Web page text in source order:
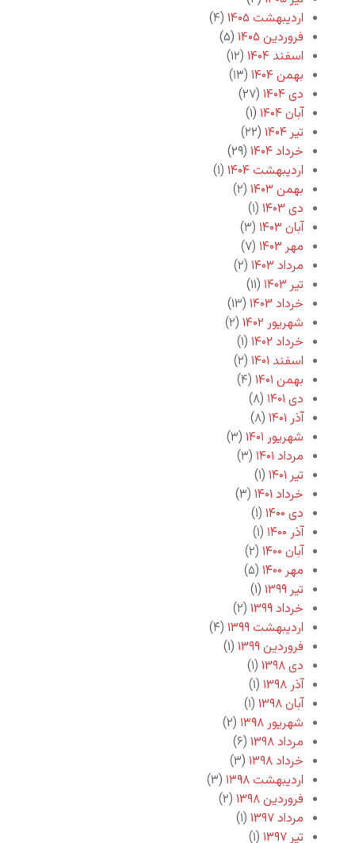
اردیبهشت ۱۴۰۵
(۴)
فروردین ۱۴۰۵
(۵)
اسفند ۱۴۰۴
(۱۲)
بهمن ۱۴۰۴
(۱۳)
دی ۱۴۰۴
(۲۷)
آبان ۱۴۰۴
(۱)
تیر ۱۴۰۴
(۲۲)
خرداد ۱۴۰۴
(۲۹)
اردیبهشت ۱۴۰۴
(۱)
بهمن ۱۴۰۳
(۲)
دی ۱۴۰۳
(۱)
آبان ۱۴۰۳
(۳)
مهر ۱۴۰۳
(۷)
مرداد ۱۴۰۳
(۲)
تیر ۱۴۰۳
(۱۱)
خرداد ۱۴۰۳
(۱۳)
شهریور ۱۴۰۲
(۲)
خرداد ۱۴۰۲
(۱)
اسفند ۱۴۰۱
(۲)
بهمن ۱۴۰۱
(۴)
دی ۱۴۰۱
(۸)
آذر ۱۴۰۱
(۸)
شهریور ۱۴۰۱
(۳)
مرداد ۱۴۰۱
(۳)
تیر ۱۴۰۱
(۱)
خرداد ۱۴۰۱
(۳)
دی ۱۴۰۰
(۱)
آذر ۱۴۰۰
(۱)
آبان ۱۴۰۰
(۲)
مهر ۱۴۰۰
(۵)
تیر ۱۳۹۹
(۱)
خرداد ۱۳۹۹
(۲)
اردیبهشت ۱۳۹۹
(۴)
فروردین ۱۳۹۹
(۱)
دی ۱۳۹۸
(۱)
آذر ۱۳۹۸
(۱)
آبان ۱۳۹۸
(۱)
شهریور ۱۳۹۸
(۲)
مرداد ۱۳۹۸
(۶)
خرداد ۱۳۹۸
(۳)
اردیبهشت ۱۳۹۸
(۳)
فروردین ۱۳۹۸
(۲)
مرداد ۱۳۹۷
(۱)
تیر ۱۳۹۷
(۱)